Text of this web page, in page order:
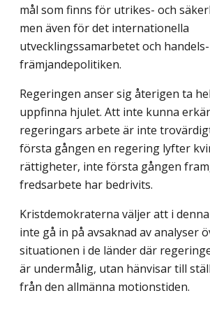
mål som finns för utrikes- och
men även för det internationella
utvecklingssamarbetet och
främjandepolitiken.
Regeringen anser sig återigen ta
uppfinna hjulet. Att inte kunna
regeringars arbete är inte
första gången en regering lyfter
rättigheter, inte första gången
fredsarbete har bedrivits.
Kristdemokraterna väljer att i
inte gå in på avsaknad av analyser
situationen i de länder där
är undermålig, utan hänvisar till
från den allmänna motionstiden.